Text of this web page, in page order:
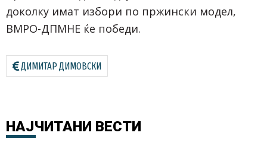
доколку имат избори по пржински модел,
ВМРО-ДПМНЕ ќе победи.
ДИМИТАР ДИМОВСКИ
НАЈЧИТАНИ ВЕСТИ